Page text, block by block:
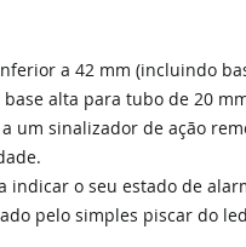
a 42 mm (incluindo
alta para tubo de 20
um sinalizador de ação
indicar o seu estado de
pelo simples piscar do